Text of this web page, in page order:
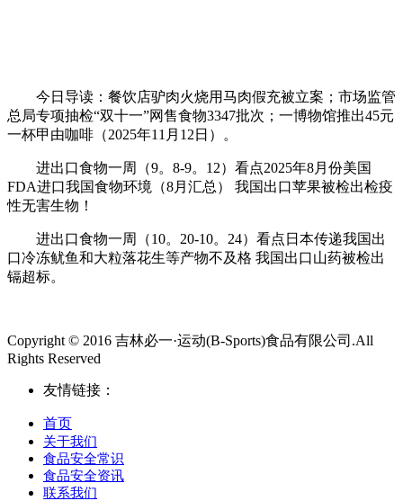
今日导读：餐饮店驴肉火烧用马肉假充被立案；市场监管
总局专项抽检“双十一”网售食物3347批次；一博物馆推出45元
一杯甲由咖啡（2025年11月12日）。
进出口食物一周（9。8-9。12）看点2025年8月份美国
FDA进口我国食物环境（8月汇总） 我国出口苹果被检出检疫
性无害生物！
进出口食物一周（10。20-10。24）看点日本传递我国出
口冷冻鱿鱼和大粒落花生等产物不及格 我国出口山药被检出
镉超标。
Copyright © 2016 吉林必一·运动(B-Sports)食品有限公司.All
Rights Reserved
友情链接：
首页
关于我们
食品安全常识
食品安全资讯
联系我们